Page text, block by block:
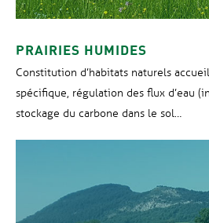
PRAIRIES HUMIDES
Constitution d’habitats naturels
spécifique, régulation des flux d’eau
stockage du carbone dans le sol…